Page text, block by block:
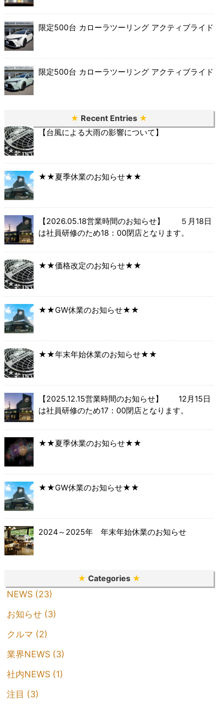
限定500台 カローラツーリング アクティブライド
限定500台 カローラツーリング アクティブライド
★ Recent Entries ★
【台風による大雨の影響について】
★★夏季休業のお知らせ★★
【2026.05.18営業時間のお知らせ】 ５月18日
は社員研修のため18：00閉店となります。
★★価格改定のお知らせ★★
★★GW休業のお知らせ★★
★★年末年始休業のお知らせ★★
【2025.12.15営業時間のお知らせ】 12月15日
は社員研修のため17：00閉店となります。
★★夏季休業のお知らせ★★
★★GW休業のお知らせ★★
2024～2025年 年末年始休業のお知らせ
★ Categories ★
NEWS (23)
お知らせ (3)
クルマ (2)
業界NEWS (3)
社内NEWS (1)
注目 (3)